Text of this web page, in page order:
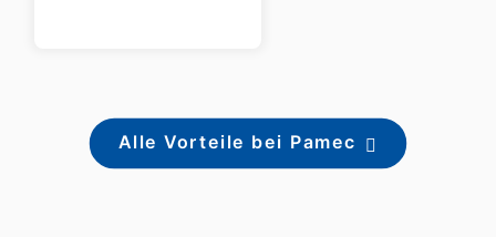
Alle Vorteile bei Pamec